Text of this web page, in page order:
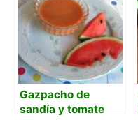
Gazpacho de
sandía y tomate